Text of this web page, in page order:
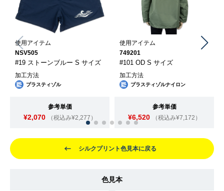
色見本
使用アイテム
NSV505
#19 ストーンブルー S サイズ
加工方法
プラスティゾル
参考単価
¥2,070 （税込み¥2,277）
使用アイテム
749201
#101 OD S サイズ
加工方法
プラスティゾルナイロン
参考単価
¥6,520 （税込み¥7,172）
シルクプリント色見本に戻る